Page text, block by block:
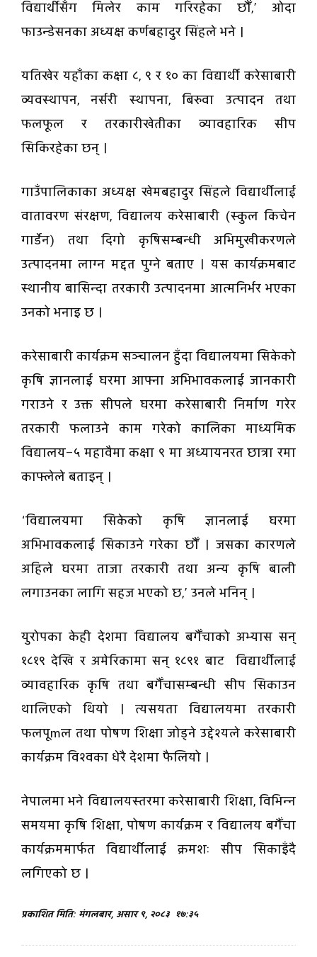
विद्यार्थीसँग मिलेर काम गरिरहेका छौँ,’ ओदा
फाउन्डेसनका अध्यक्ष कर्णबहादुर सिंहले भने ।
यतिखेर यहाँका कक्षा ८, ९ र १० का विद्यार्थी करेसाबारी
व्यवस्थापन, नर्सरी स्थापना, बिरुवा उत्पादन तथा
फलफूल र तरकारीखेतीका व्यावहारिक सीप
सिकिरहेका छन् ।
गाउँपालिकाका अध्यक्ष खेमबहादुर सिंहले विद्यार्थीलाई
वातावरण संरक्षण, विद्यालय करेसाबारी (स्कुल किचेन
गार्डेन) तथा दिगो कृषिसम्बन्धी अभिमुखीकरणले
उत्पादनमा लाग्न मद्दत पुग्ने बताए । यस कार्यक्रमबाट
स्थानीय बासिन्दा तरकारी उत्पादनमा आत्मनिर्भर भएका
उनको भनाइ छ ।
करेसाबारी कार्यक्रम सञ्चालन हुँदा विद्यालयमा सिकेको
कृषि ज्ञानलाई घरमा आफ्ना अभिभावकलाई जानकारी
गराउने र उक्त सीपले घरमा करेसाबारी निर्माण गरेर
तरकारी फलाउने काम गरेको कालिका माध्यमिक
विद्यालय–५ महावैमा कक्षा ९ मा अध्यायनरत छात्रा रमा
काफ्लेले बताइन् ।
‘विद्यालयमा सिकेको कृषि ज्ञानलाई घरमा
अभिभावकलाई सिकाउने गरेका छौँ । जसका कारणले
अहिले घरमा ताजा तरकारी तथा अन्य कृषि बाली
लगाउनका लागि सहज भएको छ,’ उनले भनिन् ।
युरोपका केही देशमा विद्यालय बगैँचाको अभ्यास सन्
१८१९ देखि र अमेरिकामा सन् १८९१ बाट विद्यार्थीलाई
व्यावहारिक कृषि तथा बगैँचासम्बन्धी सीप सिकाउन
थालिएको थियो । त्यसयता विद्यालयमा तरकारी
फलपूmल तथा पोषण शिक्षा जोड्ने उद्देश्यले करेसाबारी
कार्यक्रम विश्वका धेरै देशमा फैलियो ।
नेपालमा भने विद्यालयस्तरमा करेसाबारी शिक्षा, विभिन्न
समयमा कृषि शिक्षा, पोषण कार्यक्रम र विद्यालय बगैँचा
कार्यक्रममार्फत विद्यार्थीलाई क्रमशः सीप सिकाइँदै
लगिएको छ ।
प्रकाशित मिति: मंगलबार, असार ९, २०८३ १७:३५